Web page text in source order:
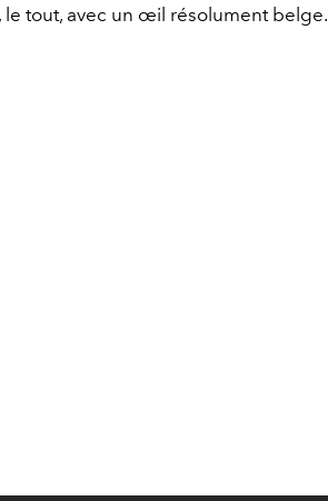
le tout, avec un œil résolument belge.